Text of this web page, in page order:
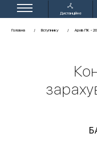
Дистанційне
Головна Вступнику Архів ПК -